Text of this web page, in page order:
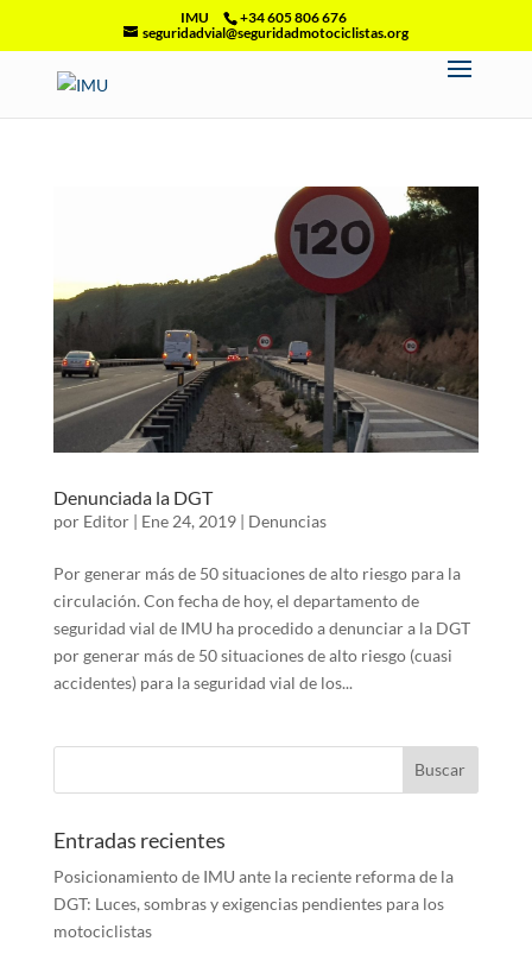
IMU
+34 605 806 676
seguridadvial@seguridadmotociclistas.org
Denunciada la DGT
por Editor| Ene 24, 2019| Denuncias
Por generar más de 50 situaciones de alto riesgo para la
circulación. Con fecha de hoy, el departamento de
seguridad vial de IMU ha procedido a denunciar a la DGT
por generar más de 50 situaciones de alto riesgo (cuasi
accidentes) para la seguridad vial de los...
Entradas recientes
Posicionamiento de IMU ante la reciente reforma de la
DGT: Luces, sombras y exigencias pendientes para los
motociclistas